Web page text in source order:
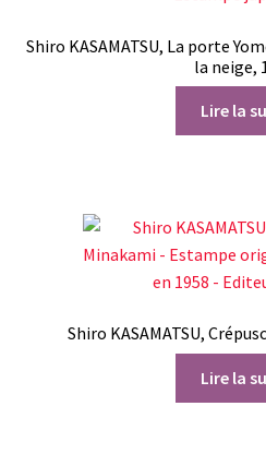
Shiro KASAMATSU, La porte
la neige,
Lire la
Shiro KASAMATSU,
Lire la